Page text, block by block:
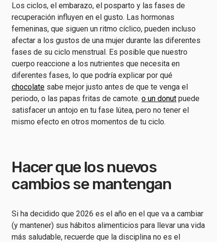
Los ciclos, el embarazo, el posparto y las fases de
recuperación influyen en el gusto. Las hormonas
femeninas, que siguen un ritmo cíclico, pueden incluso
afectar a los gustos de una mujer durante las diferentes
fases de su ciclo menstrual. Es posible que nuestro
cuerpo reaccione a los nutrientes que necesita en
diferentes fases, lo que podría explicar por qué
chocolate sabe mejor justo antes de que te venga el
periodo, o las papas fritas de camote. o un donut puede
satisfacer un antojo en tu fase lútea, pero no tener el
mismo efecto en otros momentos de tu ciclo.
Hacer que los nuevos
cambios se mantengan
Si ha decidido que 2026 es el año en el que va a cambiar
(y mantener) sus hábitos alimenticios para llevar una vida
más saludable, recuerde que la disciplina no es el